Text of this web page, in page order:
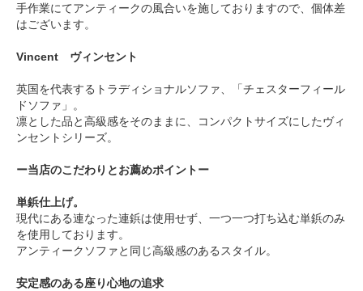
手作業にてアンティークの風合いを施しておりますので、個体差
はございます。
Vincent ヴィンセント
英国を代表するトラディショナルソファ、「チェスターフィール
ドソファ」。
凛とした品と高級感をそのままに、コンパクトサイズにしたヴィ
ンセントシリーズ。
ー当店のこだわりとお薦めポイントー
単鋲仕上げ。
現代にある連なった連鋲は使用せず、一つ一つ打ち込む単鋲のみ
を使用しております。
アンティークソファと同じ高級感のあるスタイル。
安定感のある座り心地の追求